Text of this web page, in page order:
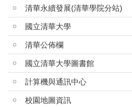
清華永續發展(清華學院分站)
國立清華大學
清華公佈欄
國立清華大學圖書館
計算機與通訊中心
校園地圖資訊